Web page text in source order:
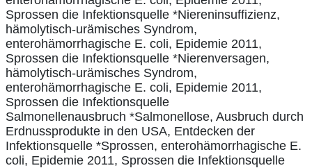
Sprossen die Infektionsquelle *Niereninsuffizienz,
hämolytisch-urämisches Syndrom,
enterohämorrhagische E. coli, Epidemie 2011,
Sprossen die Infektionsquelle *Nierenversagen,
hämolytisch-urämisches Syndrom,
enterohämorrhagische E. coli, Epidemie 2011,
Sprossen die Infektionsquelle
Salmonellenausbruch *Salmonellose, Ausbruch durch
Erdnussprodukte in den USA, Entdecken der
Infektionsquelle *Sprossen, enterohämorrhagische E.
coli, Epidemie 2011, Sprossen die Infektionsquelle